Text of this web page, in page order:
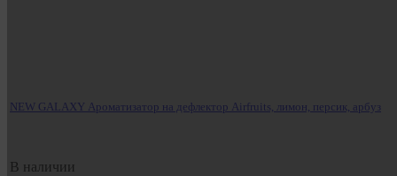
NEW GALAXY Ароматизатор на дефлектор Airfruits, лимон, персик, арбуз
В наличии